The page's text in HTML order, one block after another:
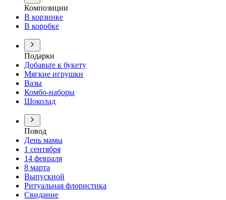
Композиции
В корзинке
В коробке
Подарки
Добавьте к букету
Мягкие игрушки
Вазы
Комбо-наборы
Шоколад
Повод
День мамы
1 сентября
14 февраля
8 марта
Выпускной
Ритуальная флористика
Свидание